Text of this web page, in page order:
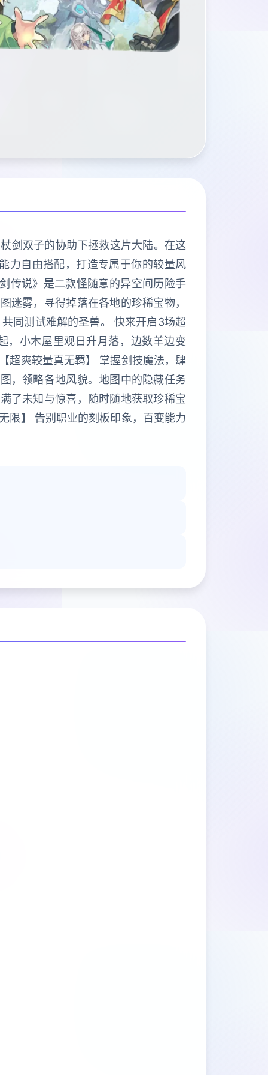
剑双子的协助下拯救这片大陆。在这
力自由搭配，打造专属于你的较量风
传说》是二款怪随意的异空间历险手
迷雾，寻得掉落在各地的珍稀宝物，
同测试难解的圣兽。 快来开启3场超
，小木屋里观日升月落，边数羊边变
超爽较量真无羁】 掌握剑技魔法，肆
，领略各地风貌。地图中的隐藏任务
了未知与惊喜，随时随地获取珍稀宝
限】 告别职业的刻板印象，百变能力